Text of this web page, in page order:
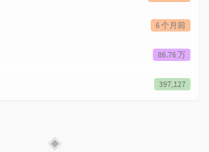
6 个月前
86.76 万
397,127
◈